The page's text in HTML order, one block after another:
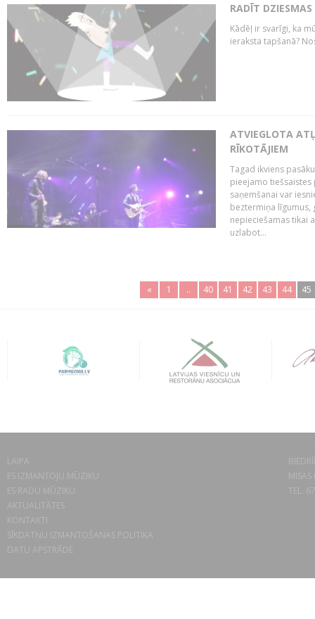
RADĪT
Kādēļ ir svarīgi, ka
ieraksta tapšanā?
ATVIEGLOTA
RĪKOTĀJIEM
Tagad ikviens
pieejamo tiešsaistes
saņemšanai var
beztermiņa līgumus,
nepieciešamas tikai
uzlabot...
« 1 .. 40 41 42 43 44 45
LAIPA
ES IZMANTOJU MŪZIKU
ES RADU MŪZIKU
AKTUALITĀTES
KONTAKTI
SĪKDATŅU IZMANTOŠANAS POLITIKA
DATU APSTRĀDE
TEL.